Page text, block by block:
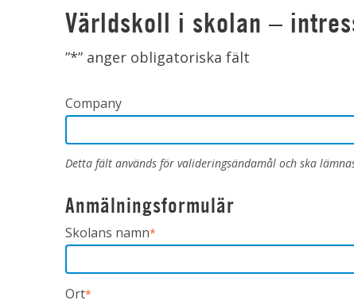
Världskoll i skolan –
”*” anger obligatoriska fält
Company
Detta fält används för valideringsändamål och ska
Anmälningsformulär
Skolans namn*
Ort*